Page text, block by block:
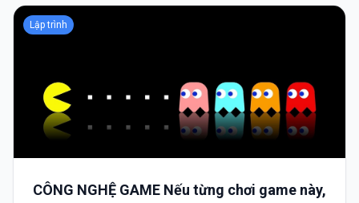
Lập trình
CÔNG NGHỆ GAME Nếu từng chơi game này,